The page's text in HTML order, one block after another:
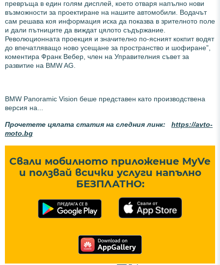
превръща в един голям дисплей, което отваря напълно нови
възможности за проектиране на нашите автомобили. Водачът
сам решава коя информация иска да показва в зрителното поле
и дали пътниците да виждат цялото съдържание.
Революционната проекция и значително по-ясният кокпит водят
до впечатляващо ново усещане за пространство и шофиране”,
коментира Франк Вебер, член на Управителния съвет за
развитие на BMW AG.
BMW Panoramic Vision беше представен като производствена
версия на...
Прочетете цялата статия на следния линк: https://avto-
moto.bg
Свали мобилното приложение MyVe
и ползвай всички услуги напълно
БЕЗПЛАТНО: